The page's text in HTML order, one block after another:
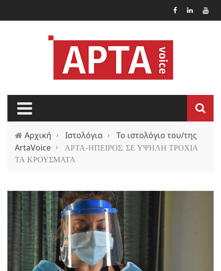
Αρχική › Ιστολόγια ›
Το ιστολόγιο του/της
ArtaVoice ›
ΑΡΤΑ-ΗΠΕΙΡΟΣ: ΣΕ ΥΨΗΛΗ ΤΡΟΧΙΑ
ΤΑ ΚΡΟΥΣΜΑΤΑ